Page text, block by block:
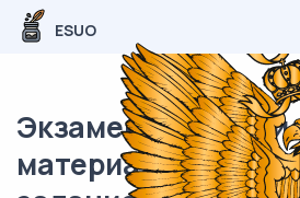
ESUO
Экзаменационный
материал ОГЭ /